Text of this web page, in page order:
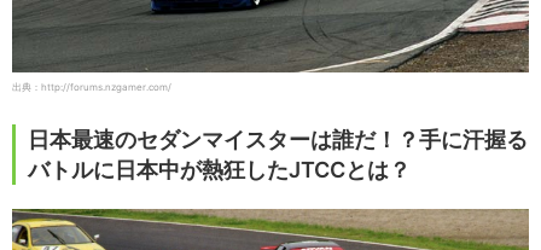
出典：http://forums.nzgamer.com/
日本最速のセダンマイスターは誰だ！？手に汗握る
バトルに日本中が熱狂したJTCCとは？